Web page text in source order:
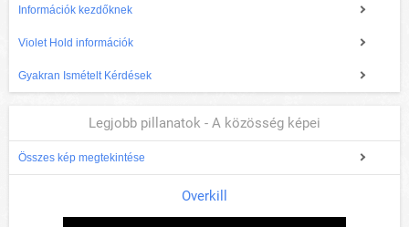
Információk kezdőknek
Violet Hold információk
Gyakran Ismételt Kérdések
Legjobb pillanatok - A közösség képei
Összes kép megtekintése
Overkill